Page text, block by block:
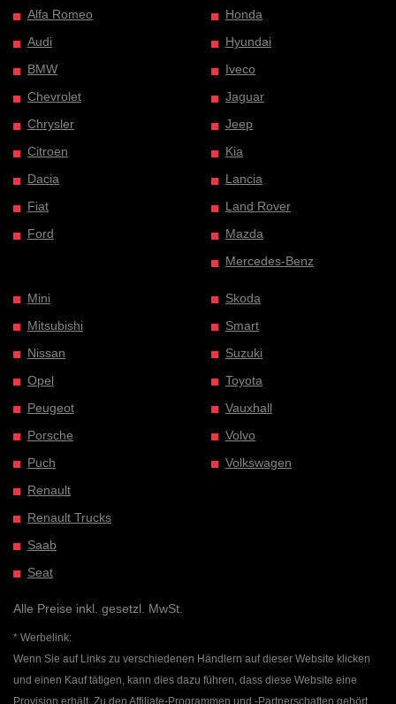
Alfa Romeo
Audi
BMW
Chevrolet
Chrysler
Citroen
Dacia
Fiat
Ford
Honda
Hyundai
Iveco
Jaguar
Jeep
Kia
Lancia
Land Rover
Mazda
Mercedes-Benz
Mini
Mitsubishi
Nissan
Opel
Peugeot
Porsche
Puch
Renault
Renault Trucks
Saab
Seat
Skoda
Smart
Suzuki
Toyota
Vauxhall
Volvo
Volkswagen
Alle Preise inkl. gesetzl. MwSt.
* Werbelink:
Wenn Sie auf Links zu verschiedenen Händlern auf dieser Website klicken
und einen Kauf tätigen, kann dies dazu führen, dass diese Website eine
Provision erhält. Zu den Affiliate-Programmen und -Partnerschaften gehört